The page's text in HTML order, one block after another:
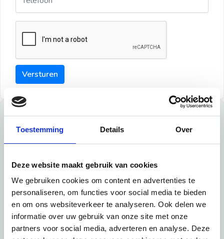
Toestemming Details Over
Deze website maakt gebruik van cookies
We gebruiken cookies om content en advertenties te
personaliseren, om functies voor social media te bieden
en om ons websiteverkeer te analyseren. Ook delen we
informatie over uw gebruik van onze site met onze
partners voor social media, adverteren en analyse. Deze
Versturen
Tips
Tip 1:
Schrijf een duidelijke introductie en geef de volgende
informatie mee:
Ben je student, werkachtig of werkzoekend